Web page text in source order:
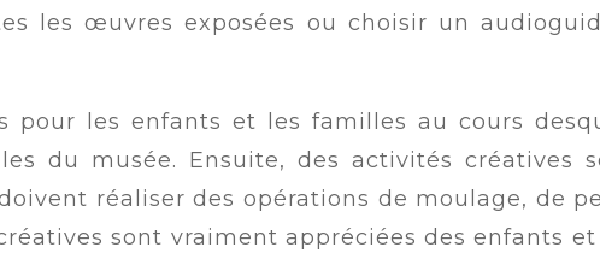
les œuvres exposées ou choisir un
pour les enfants et les familles au cours
du musée. Ensuite, des activités créatives
réaliser des opérations de moulage, de
sont vraiment appréciées des enfants